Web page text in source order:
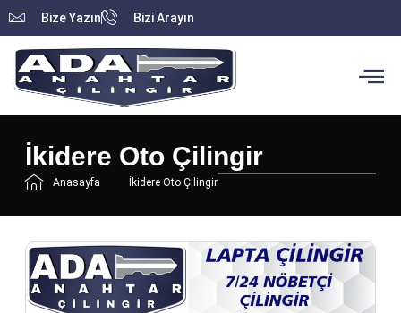
Bize Yazın Bizi Arayın
İkidere Oto Çilingir
Anasayfa İkidere Oto Çilingir